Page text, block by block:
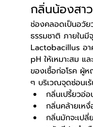
กลิ่นน้องสา
ช่องคลอดเป็นอวัย
ธรรมชาติ ภายใน
Lactobacillus อ
pH ให้เหมาะสม แ
ของเชื้อก่อโรค ผู้
ๆ บริเวณจุดซ่อนเร้
กลิ่นเปรี้ยวอ่
กลิ่นคล้ายเห
กลิ่นมักจะเปลี่